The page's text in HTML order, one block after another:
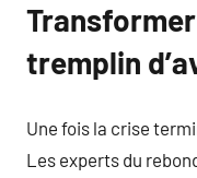
Transformer
tremplin
Une fois la crise
Les experts du